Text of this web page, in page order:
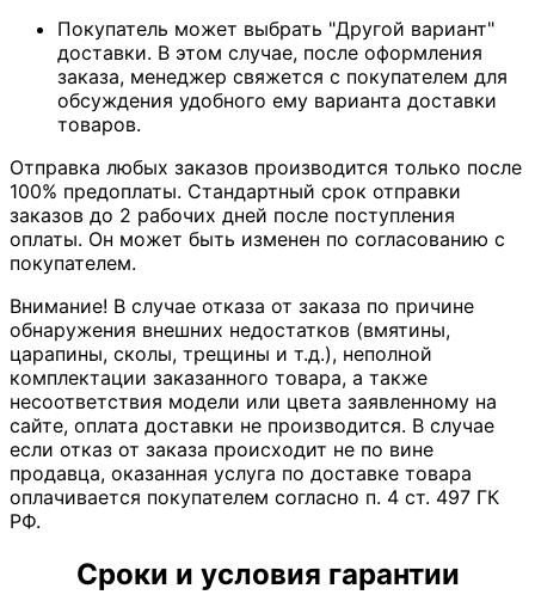
Покупатель может выбрать "Другой вариант"
доставки. В этом случае, после оформления
заказа, менеджер свяжется с покупателем для
обсуждения удобного ему варианта доставки
товаров.
Отправка любых заказов производится только после
100% предоплаты. Стандартный срок отправки
заказов до 2 рабочих дней после поступления
оплаты. Он может быть изменен по согласованию с
покупателем.
Внимание! В случае отказа от заказа по причине
обнаружения внешних недостатков (вмятины,
царапины, сколы, трещины и т.д.), неполной
комплектации заказанного товара, а также
несоответствия модели или цвета заявленному на
сайте, оплата доставки не производится. В случае
если отказ от заказа происходит не по вине
продавца, оказанная услуга по доставке товара
оплачивается покупателем согласно п. 4 ст. 497 ГК
РФ.
Сроки и условия гарантии